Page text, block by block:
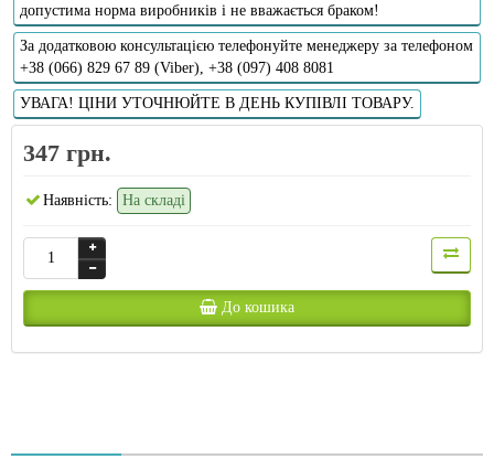
допустима норма виробників і не вважається браком!
За додатковою консультацією телефонуйте менеджеру за телефоном
+38 (066) 829 67 89 (Viber), +38 (097) 408 8081
УВАГА! ЦІНИ УТОЧНЮЙТЕ В ДЕНЬ КУПІВЛІ ТОВАРУ.
347 грн.
Наявність: На складі
До кошика